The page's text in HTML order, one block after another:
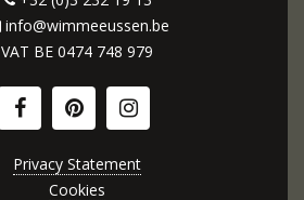
info@wimmeeussen.be
VAT BE 0474 748 979
Privacy Statement
Cookies